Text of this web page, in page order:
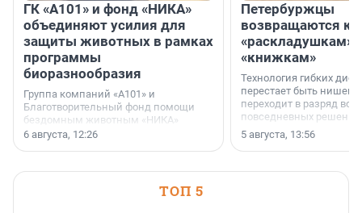
ГК «А101» и фонд «НИКА»
объединяют усилия для
защиты животных в рамках
программы
биоразнообразия
Группа компаний «А101» и
Благотворительный фонд помощи
бездомным животным «НИКА»
заключили соглашение о
6 августа, 12:26
Петербуржцы
возвращаются к
«раскладушкам»
«книжкам»
Технология гибких
перестает быть
переходит в разряд
повседневных
5 августа, 13:56
ТОП 5